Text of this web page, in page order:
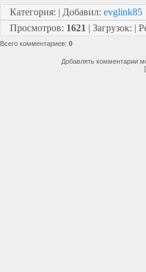
Категория: | Добавил: evglink85
Просмотров: 1621 | Загрузок: |
Всего комментариев: 0
Добавлять комментарии